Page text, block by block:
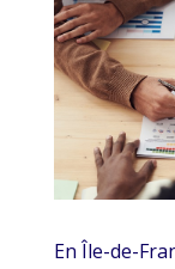
En Île-de-